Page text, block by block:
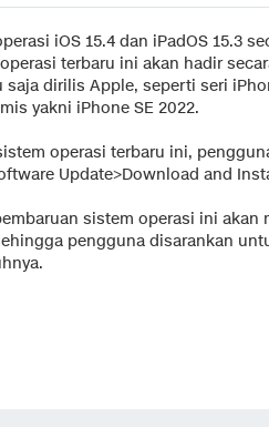
iOS 15.4 dan iPadOS 15.3
terbaru ini akan hadir
saja dirilis Apple, seperti seri
yakni iPhone SE 2022.
operasi terbaru ini,
Update>Download and
sistem operasi ini akan
pengguna disarankan